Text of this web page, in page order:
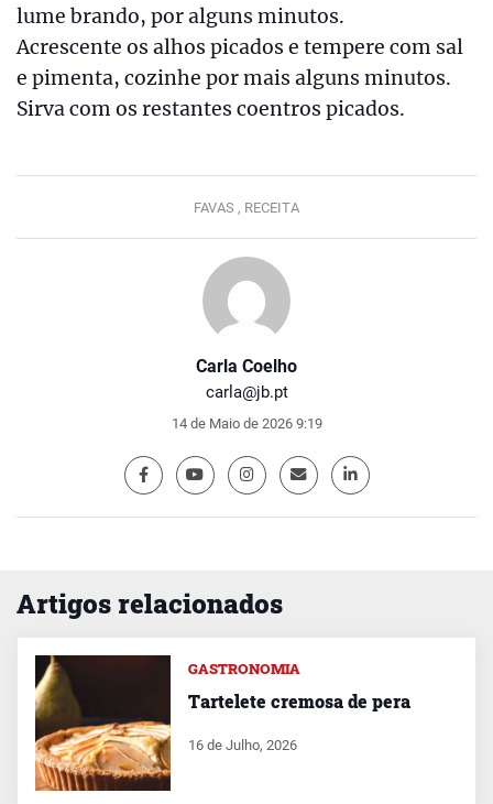
Carla Coelho
carla@jb.pt
14 de Maio de 2026 9:19
lume brando, por alguns minutos.
Acrescente os alhos picados e tempere com sal
e pimenta, cozinhe por mais alguns minutos.
Sirva com os restantes coentros picados.
FAVAS , RECEITA
Artigos relacionados
GASTRONOMIA
Tartelete cremosa de pera
16 de Julho, 2026